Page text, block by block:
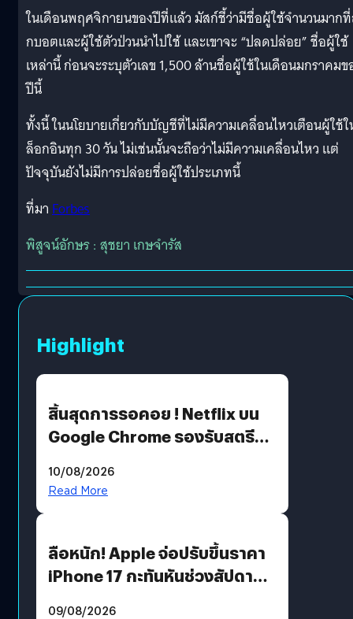
ในเดือนพฤศจิกายนของปีที่แล้ว มัสก์ชี้ว่ามีชื่อผู้ใช้จำนวนมาก
กบอตและผู้ใช้ตัวป่วนนำไปใช้ และเขาจะ “ปลดปล่อย” ชื่อผู้ใช้
เหล่านี้ ก่อนจะระบุตัวเลข 1,500 ล้านชื่อผู้ใช้ในเดือนมกราคมข
ปีนี้
ทั้งนี้ ในนโยบายเกี่ยวกับบัญชีที่ไม่มีความเคลื่อนไหวเตือนผู้ใช้
ล็อกอินทุก 30 วัน ไม่เช่นนั้นจะถือว่าไม่มีความเคลื่อนไหว แต่
ปัจจุบันยังไม่มีการปล่อยชื่อผู้ใช้ประเภทนี้
ที่มาForbes
พิสูจน์อักษร : สุชยา เกษจำรัส
Highlight
สิ้นสุดการรอคอย ! Netflix บน
Google Chrome รองรับสตรีม
เงื่อนไขที่กำหนด
10/08/2026
Read More
ลือหนัก! Apple จ่อปรับขึ้นราคา
iPhone 17 กะทันหันช่วงสัปดาห์ที่
09/08/2026